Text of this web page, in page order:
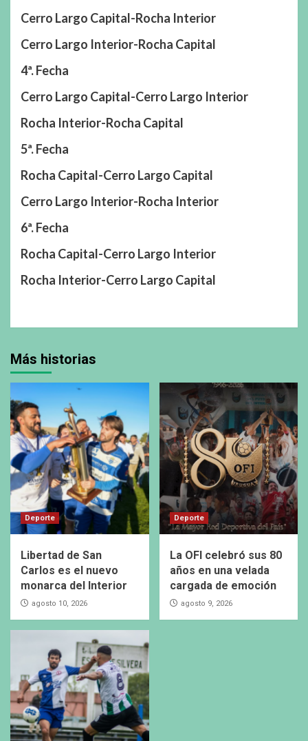
Cerro Largo Capital-Rocha Interior
Cerro Largo Interior-Rocha Capital
4ª. Fecha
Cerro Largo Capital-Cerro Largo Interior
Rocha Interior-Rocha Capital
5ª. Fecha
Rocha Capital-Cerro Largo Capital
Cerro Largo Interior-Rocha Interior
6ª. Fecha
Rocha Capital-Cerro Largo Interior
Rocha Interior-Cerro Largo Capital
Más historias
Deporte
Libertad de San
Carlos es el nuevo
monarca del Interior
agosto 10, 2026
Deporte
La OFI celebró sus 80
años en una velada
cargada de emoción
agosto 9, 2026